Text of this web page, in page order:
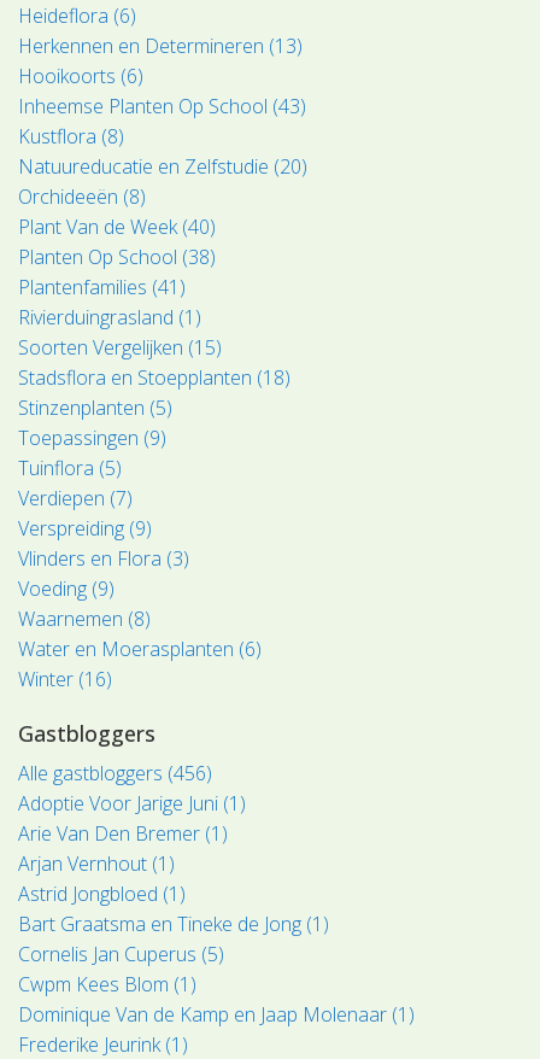
Heideflora (6)
Herkennen en Determineren (13)
Hooikoorts (6)
Inheemse Planten Op School (43)
Kustflora (8)
Natuureducatie en Zelfstudie (20)
Orchideeën (8)
Plant Van de Week (40)
Planten Op School (38)
Plantenfamilies (41)
Rivierduingrasland (1)
Soorten Vergelijken (15)
Stadsflora en Stoepplanten (18)
Stinzenplanten (5)
Toepassingen (9)
Tuinflora (5)
Verdiepen (7)
Verspreiding (9)
Vlinders en Flora (3)
Voeding (9)
Waarnemen (8)
Water en Moerasplanten (6)
Winter (16)
Gastbloggers
Alle gastbloggers (456)
Adoptie Voor Jarige Juni (1)
Arie Van Den Bremer (1)
Arjan Vernhout (1)
Astrid Jongbloed (1)
Bart Graatsma en Tineke de Jong (1)
Cornelis Jan Cuperus (5)
Cwpm Kees Blom (1)
Dominique Van de Kamp en Jaap Molenaar (1)
Frederike Jeurink (1)